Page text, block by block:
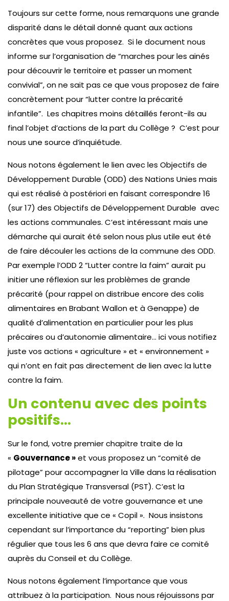
Toujours sur cette forme, nous remarquons une grande
disparité dans le détail donné quant aux actions
concrètes que vous proposez. Si le document nous
informe sur l’organisation de “marches pour les ainés
pour découvrir le territoire et passer un moment
convivial”, on ne sait pas ce que vous proposez de faire
concrètement pour “lutter contre la précarité
infantile”. Les chapitres moins détaillés feront-ils au
final l’objet d’actions de la part du Collège ? C’est pour
nous une source d’inquiétude.
Nous notons également le lien avec les Objectifs de
Développement Durable (ODD) des Nations Unies mais
qui est réalisé à postériori en faisant correspondre 16
(sur 17) des Objectifs de Développement Durable avec
les actions communales. C’est intéressant mais une
démarche qui aurait été selon nous plus utile eut été
de faire découler les actions de la commune des ODD.
Par exemple l’ODD 2 “Lutter contre la faim” aurait pu
initier une réflexion sur les problèmes de grande
précarité (pour rappel on distribue encore des colis
alimentaires en Brabant Wallon et à Genappe) de
qualité d’alimentation en particulier pour les plus
précaires ou d’autonomie alimentaire… ici vous notifiez
juste vos actions « agriculture » et « environnement »
qui n’ont en fait pas directement de lien avec la lutte
contre la faim.
Un contenu avec des points
positifs…
Sur le fond, votre premier chapitre traite de la
« Gouvernance »et vous proposez un “comité de
pilotage” pour accompagner la Ville dans la réalisation
du Plan Stratégique Transversal (PST). C’est la
principale nouveauté de votre gouvernance et une
excellente initiative que ce « Copil ». Nous insistons
cependant sur l’importance du “reporting” bien plus
régulier que tous les 6 ans que devra faire ce comité
auprès du Conseil et du Collège.
Nous notons également l’importance que vous
attribuez à la participation. Nous nous réjouissons par